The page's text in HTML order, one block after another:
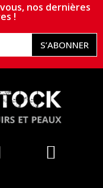
nos dernières
!
S’ABONNER